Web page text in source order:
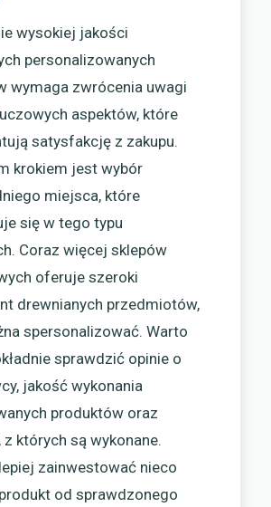
wysokiej jakości
personalizowanych
wymaga zwrócenia uwagi
aspektów, które
satysfakcję z zakupu.
krokiem jest wybór
miejsca, które
się w tego typu
Coraz więcej sklepów
oferuje szeroki
drewnianych przedmiotów,
spersonalizować. Warto
sprawdzić opinie o
jakość wykonania
produktów oraz
z których są wykonane.
zainwestować nieco
od sprawdzonego